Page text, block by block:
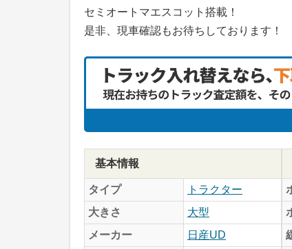
セミオートマエスコット搭載！
是非、現車確認もお待ちしております！
基本情報
タイプ
トラクター
大きさ
大型
メーカー
日産UD